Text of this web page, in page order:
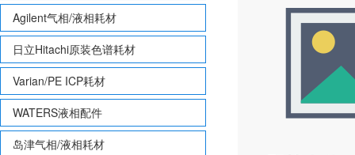
Agilent气相/液相耗材
日立Hitachi原装色谱耗材
Varian/PE ICP耗材
WATERS液相配件
岛津气相/液相耗材